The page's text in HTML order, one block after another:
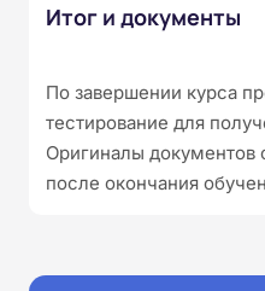
Итог и документы
По завершении курса
тестирование для
Оригиналы документов
после окончания